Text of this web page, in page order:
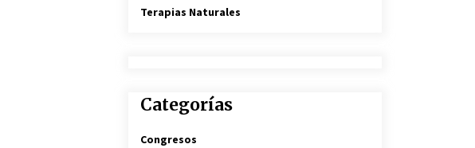
Terapias Naturales
Categorías
Congresos